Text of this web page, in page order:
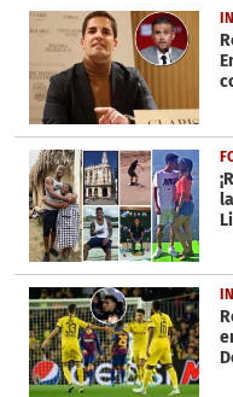
1
minute,
seconds